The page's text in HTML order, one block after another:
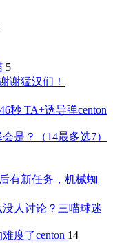
5
谢猛汉们！
秒 TA+诱导弹centon
是？（14最多选7）
有新任务，机械蜘
人讨论？ 三喵球迷
度了centon 14